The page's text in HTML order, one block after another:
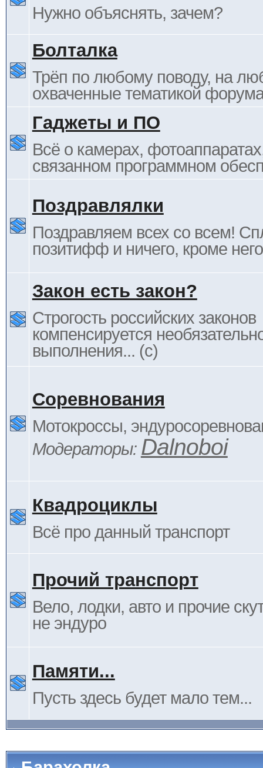
Нужно объяснять, зачем?
Болталка
Трёп по любому поводу, на
охваченные тематикой
Гаджеты и ПО
Всё о камерах,
связанном программном
Поздравлялки
Поздравляем всех со всем!
позитифф и ничего, кроме
Закон есть закон?
Строгость российских законов
компенсируется
выполнения... (c)
Соревнования
Мотокроссы,
Модераторы: Dalnoboi
Квадроциклы
Всё про данный транспорт
Прочий транспорт
Вело, лодки, авто и прочие
не эндуро
Памяти...
Пусть здесь будет мало тем...